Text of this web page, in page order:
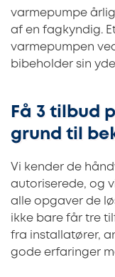
varmepumpe
af en fagkyndig.
varmepumpen
bibeholder sin
Få 3 tilbud
grund til
Vi kender de
autoriserede, og
alle opgaver de
ikke bare får tre
fra installatører,
gode erfaringer